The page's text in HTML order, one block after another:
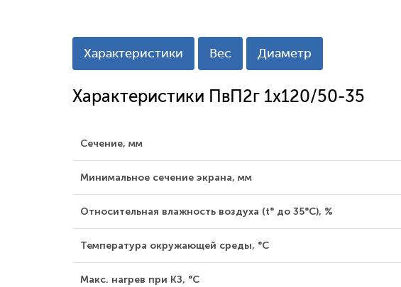
Характеристики Вес Диаметр
Характеристики ПвП2г 1x120/50-35
Сечение, мм
Минимальное сечение экрана, мм
Относительная влажность воздуха (t° до 35°С), %
Температура окружающей среды, °С
Макс. нагрев при КЗ, °С